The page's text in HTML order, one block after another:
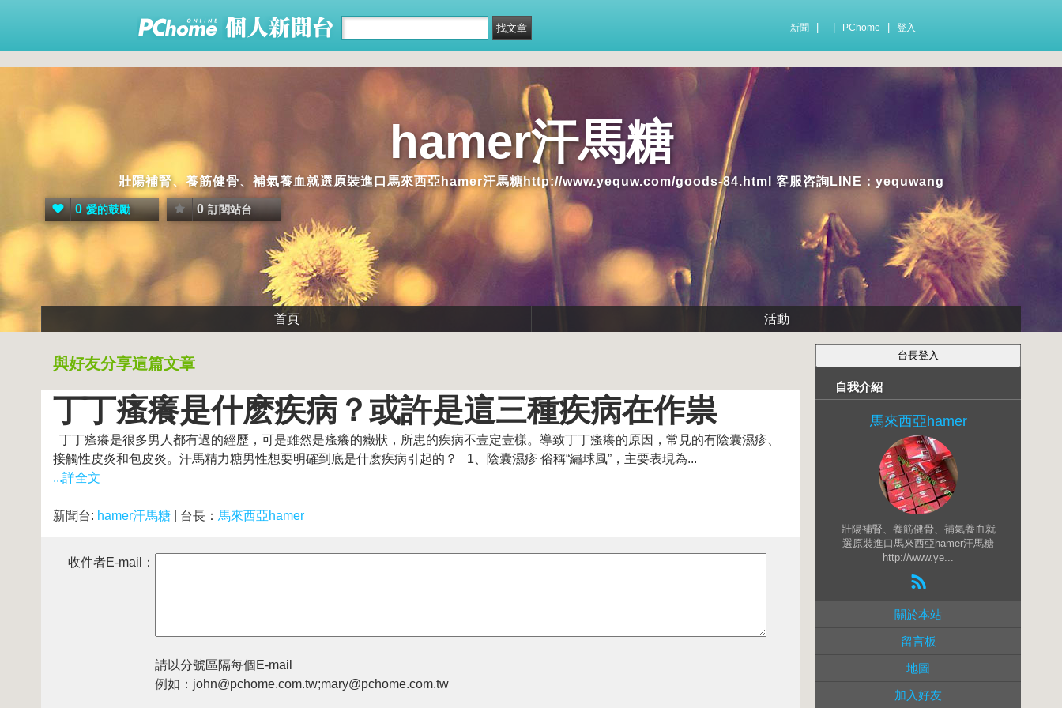
新聞 PChome 登入
hamer汗馬糖
壯陽補腎、養筋健骨、補氣養血就選原裝進口馬來西亞hamer汗馬糖http://www.yequw.com/goods-84.html 客服咨詢LINE：yequwang
0 愛的鼓勵 0 訂閱站台
首頁 活動
與好友分享這篇文章
丁丁瘙癢是什麽疾病？或許是這三種疾病在作祟
丁丁瘙癢是很多男人都有過的經歷，可是雖然是瘙癢的癥狀，所患的疾病不壹定壹樣。導致丁丁瘙癢的原因，常見的有陰囊濕疹、
接觸性皮炎和包皮炎。汗馬精力糖男性想要明確到底是什麽疾病引起的？ 1、陰囊濕疹 俗稱“繡球風”，主要表現為...
...詳全文
新聞台: hamer汗馬糖 | 台長： 馬來西亞hamer
收件者E-mail：
請以分號區隔每個E-mail
例如：john@pchome.com.tw;mary@pchome.com.tw
自我介紹
馬來西亞hamer
壯陽補腎、養筋健骨、補氣養血就
選原裝進口馬來西亞hamer汗馬糖
http://www.ye...
關於本站
留言板
地圖
加入好友